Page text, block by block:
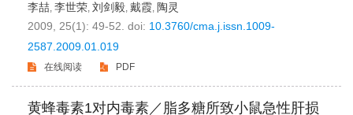
李喆, 李世荣, 刘剑毅, 戴霞, 陶灵
2009, 25(1): 49-52. doi: 10.3760/cma.j.issn.1009-
2587.2009.01.019
在线阅读 PDF
黄蜂毒素1对内毒素／脂多糖所致小鼠急性肝损